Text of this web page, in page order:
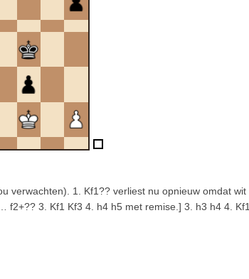
verwachten). 1. Kf1?? verliest nu opnieuw omdat wit
3. Kf1 Kf3 4. h4 h5 met remise.] 3. h3 h4 4.